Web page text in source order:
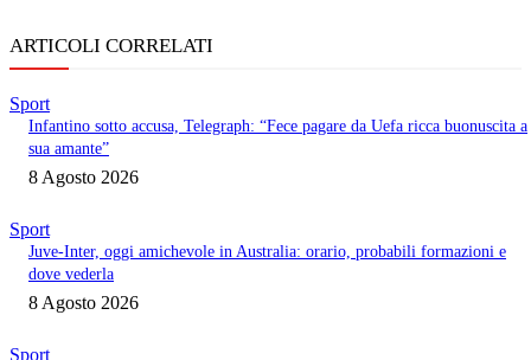
ARTICOLI CORRELATI
Sport
Infantino sotto accusa, Telegraph: “Fece pagare da Uefa ricca buonuscita a
sua amante”
8 Agosto 2026
Sport
Juve-Inter, oggi amichevole in Australia: orario, probabili formazioni e
dove vederla
8 Agosto 2026
Sport